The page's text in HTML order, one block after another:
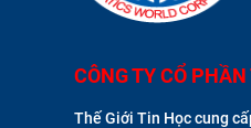
CÔNG TY CỔ
Thế Giới Tin Học cung